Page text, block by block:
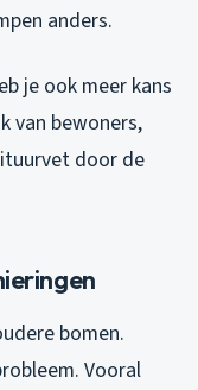
anders.
je ook meer kans
van bewoners,
door de
bomen.
Vooral